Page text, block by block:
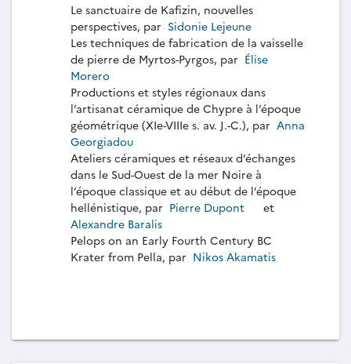
Le sanctuaire de Kafizin, nouvelles
perspectives, par Sidonie Lejeune
Les techniques de fabrication de la vaisselle
de pierre de Myrtos-Pyrgos, par Élise
Morero
Productions et styles régionaux dans
l’artisanat céramique de Chypre à l’époque
géométrique (XIe-VIIIe s. av. J.-C.), par Anna
Georgiadou
Ateliers céramiques et réseaux d’échanges
dans le Sud-Ouest de la mer Noire à
l’époque classique et au début de l’époque
hellénistique, par Pierre Dupont
et
Alexandre Baralis
Pelops on an Early Fourth Century BC
Krater from Pella, par Nikos Akamatis